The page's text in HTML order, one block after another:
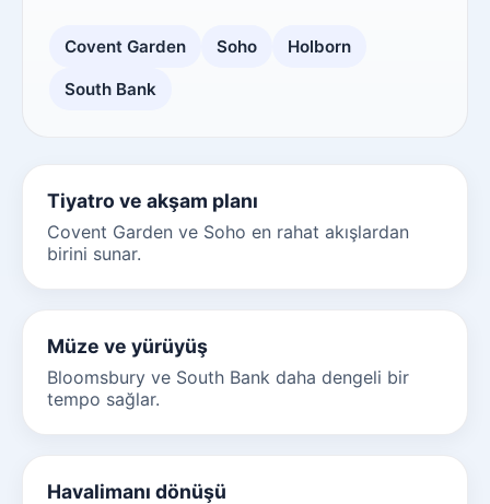
Covent Garden Soho Holborn
South Bank
Tiyatro ve akşam planı
Covent Garden ve Soho en rahat akışlardan
birini sunar.
Müze ve yürüyüş
Bloomsbury ve South Bank daha dengeli bir
tempo sağlar.
Havalimanı dönüşü